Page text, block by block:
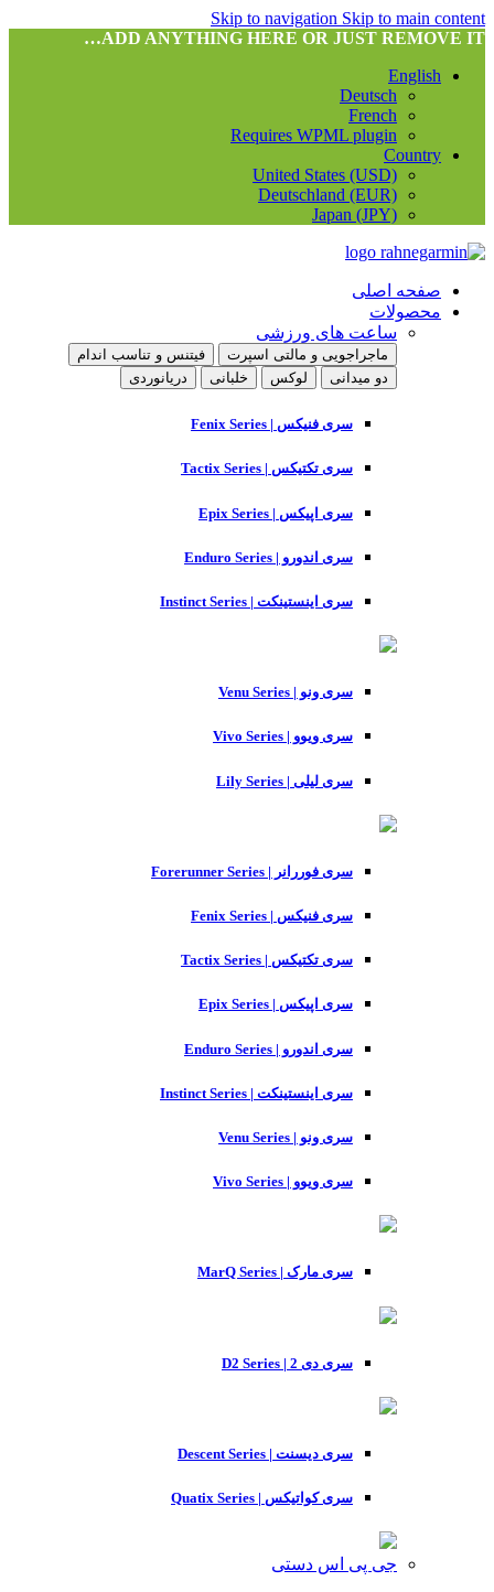
Skip to navigation Skip to main content
ADD ANYTHING HERE OR JUST REMOVE IT…
English
Deutsch
French
Requires WPML plugin
Country
United States (USD)
Deutschland (EUR)
Japan (JPY)
صفحه اصلی
محصولات
ساعت های ورزشی
ماجراجویی و مالتی اسپرت
فیتنس و تناسب اندام
دو میدانی
لوکس خلبانی دریانوردی
سری فنیکس | Fenix Series
سری تکتیکس | Tactix Series
سری اپیکس | Epix Series
سری اندورو | Enduro Series
سری اینستینکت | Instinct Series
سری ونو | Venu Series
سری ویوو | Vivo Series
سری لیلی | Lily Series
سری فوررانر | Forerunner Series
سری فنیکس | Fenix Series
سری تکتیکس | Tactix Series
سری اپیکس | Epix Series
سری اندورو | Enduro Series
سری اینستینکت | Instinct Series
سری ونو | Venu Series
سری ویوو | Vivo Series
سری مارک | MarQ Series
سری دی 2 | D2 Series
سری دیسنت | Descent Series
سری کواتیکس | Quatix Series
جی پی اس دستی